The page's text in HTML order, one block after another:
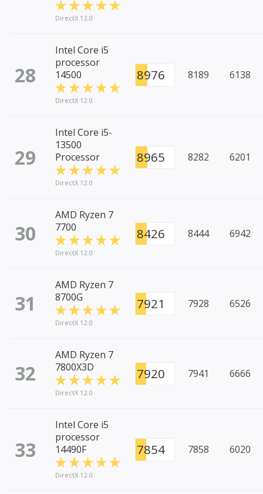
DirectX 12.0
28
Intel Core i5
processor
14500
DirectX 12.0
8976 8189 6138
29
Intel Core i5-
13500
Processor
DirectX 12.0
8965 8282 6201
30
AMD Ryzen 7
7700
DirectX 12.0
8426 8444 6942
31
AMD Ryzen 7
8700G
DirectX 12.0
7921 7928 6526
32
AMD Ryzen 7
7800X3D
DirectX 12.0
7920 7941 6666
33
Intel Core i5
processor
14490F
DirectX 12.0
7854 7858 6020